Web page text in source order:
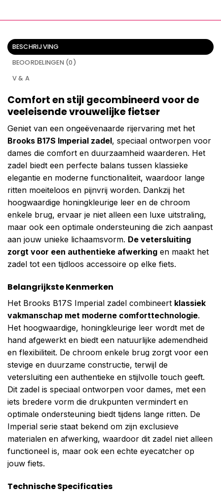
BESCHRIJVING
BEOORDELINGEN (0)
V & A
Comfort en stijl gecombineerd voor de
veeleisende vrouwelijke fietser
Geniet van een ongeëvenaarde rijervaring met het
Brooks B17S Imperial zadel, speciaal ontworpen voor
dames die comfort en duurzaamheid waarderen. Het
zadel biedt een perfecte balans tussen klassieke
elegantie en moderne functionaliteit, waardoor lange
ritten moeiteloos en pijnvrij worden. Dankzij het
hoogwaardige honingkleurige leer en de chroom
enkele brug, ervaar je niet alleen een luxe uitstraling,
maar ook een optimale ondersteuning die zich aanpast
aan jouw unieke lichaamsvorm. De vetersluiting
zorgt voor een authentieke afwerking en maakt het
zadel tot een tijdloos accessoire op elke fiets.
Belangrijkste Kenmerken
Het Brooks B17S Imperial zadel combineert klassiek
vakmanschap met moderne comforttechnologie.
Het hoogwaardige, honingkleurige leer wordt met de
hand afgewerkt en biedt een natuurlijke ademendheid
en flexibiliteit. De chroom enkele brug zorgt voor een
stevige en duurzame constructie, terwijl de
vetersluiting een authentieke en stijlvolle touch geeft.
Dit zadel is speciaal ontworpen voor dames, met een
iets bredere vorm die drukpunten vermindert en
optimale ondersteuning biedt tijdens lange ritten. De
Imperial serie staat bekend om zijn exclusieve
materialen en afwerking, waardoor dit zadel niet alleen
functioneel is, maar ook een echte eyecatcher op
jouw fiets.
Technische Specificaties